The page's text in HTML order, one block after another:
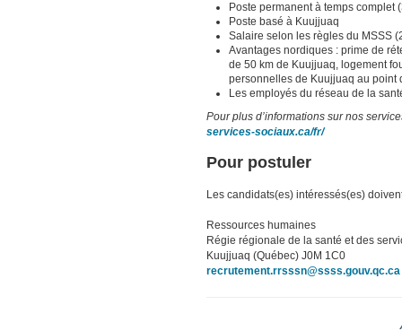
Poste permanent à temps complet
Poste basé à Kuujjuaq
Salaire selon les règles du MSSS
Avantages nordiques : prime de
de 50 km de Kuujjuaq, logement
personnelles de Kuujjuaq au point
Les employés du réseau de la
Pour plus d’informations sur nos
services-sociaux.ca/fr/
Pour postuler
Les candidats(es) intéressés(es)
Ressources humaines
Régie régionale de la santé et des
Kuujjuaq (Québec) J0M 1C0
recrutement.rrsssn@ssss.gouv.qc.ca